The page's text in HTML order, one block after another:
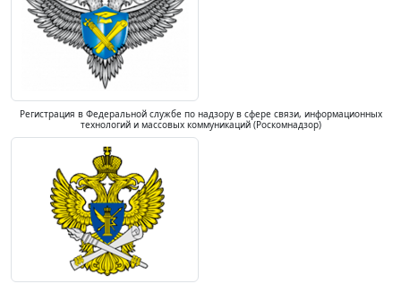
Регистрация в Федеральной службе по надзору в сфере связи, информационных
технологий и массовых коммуникаций (Роскомнадзор)